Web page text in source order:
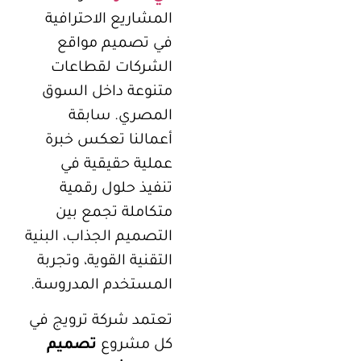
المشاريع الاحترافية
في تصميم مواقع
الشركات لقطاعات
متنوعة داخل السوق
المصري. سابقة
أعمالنا تعكس خبرة
عملية حقيقية في
تنفيذ حلول رقمية
متكاملة تجمع بين
التصميم الجذاب، البنية
التقنية القوية، وتجربة
المستخدم المدروسة.
تعتمد شركة ترويج في
كل مشروعتصميم